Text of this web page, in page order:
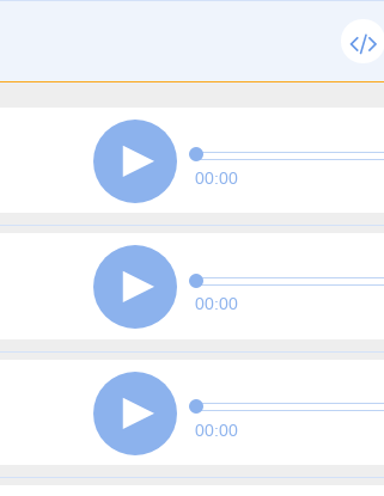
00:00
00:00
00:00